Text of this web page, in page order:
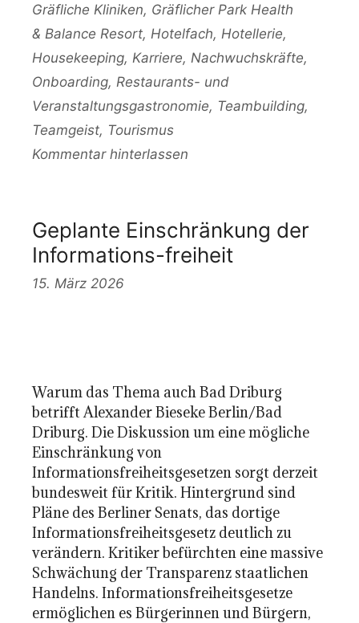
Gräfliche Kliniken, Gräflicher Park Health
& Balance Resort, Hotelfach, Hotellerie,
Housekeeping, Karriere, Nachwuchskräfte,
Onboarding, Restaurants- und
Veranstaltungsgastronomie, Teambuilding,
Teamgeist, Tourismus
Kommentar hinterlassen
Geplante Einschränkung der
Informations-freiheit
15. März 2026
Warum das Thema auch Bad Driburg
betrifft Alexander Bieseke Berlin/Bad
Driburg. Die Diskussion um eine mögliche
Einschränkung von
Informationsfreiheitsgesetzen sorgt derzeit
bundesweit für Kritik. Hintergrund sind
Pläne des Berliner Senats, das dortige
Informationsfreiheitsgesetz deutlich zu
verändern. Kritiker befürchten eine massive
Schwächung der Transparenz staatlichen
Handelns. Informationsfreiheitsgesetze
ermöglichen es Bürgerinnen und Bürgern,